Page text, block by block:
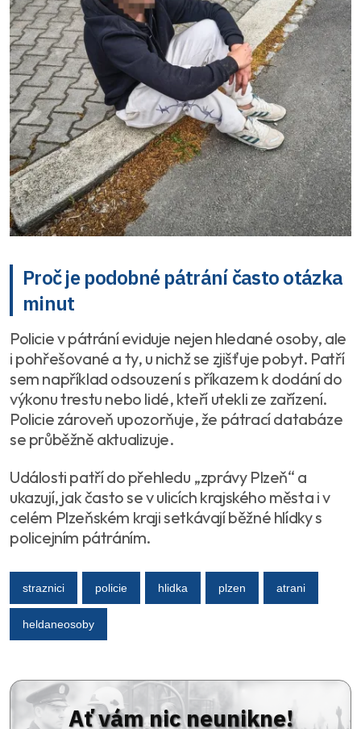
Proč je podobné pátrání často otázka
minut
Policie v pátrání eviduje nejen hledané osoby, ale
i pohřešované a ty, u nichž se zjišťuje pobyt. Patří
sem například odsouzení s příkazem k dodání do
výkonu trestu nebo lidé, kteří utekli ze zařízení.
Policie zároveň upozorňuje, že pátrací databáze
se průběžně aktualizuje.
Události patří do přehledu „zprávy Plzeň“ a
ukazují, jak často se v ulicích krajského města i v
celém Plzeňském kraji setkávají běžné hlídky s
policejním pátráním.
straznici policie hlidka plzen atrani
heldaneosoby
Ať vám nic neunikne!